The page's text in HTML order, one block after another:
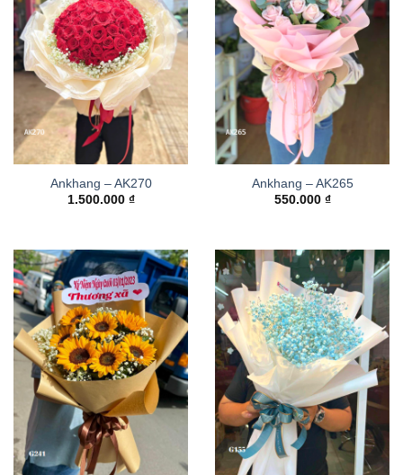
Ankhang – AK270
1.500.000 ₫
Ankhang – AK265
550.000 ₫